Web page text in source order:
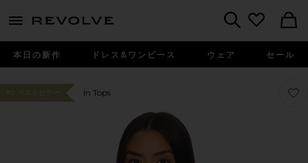
menu - shows more content
本日の新作 ドレス&ワンピース ウェア セール
#2 ベストセラー In Tops お気
お気